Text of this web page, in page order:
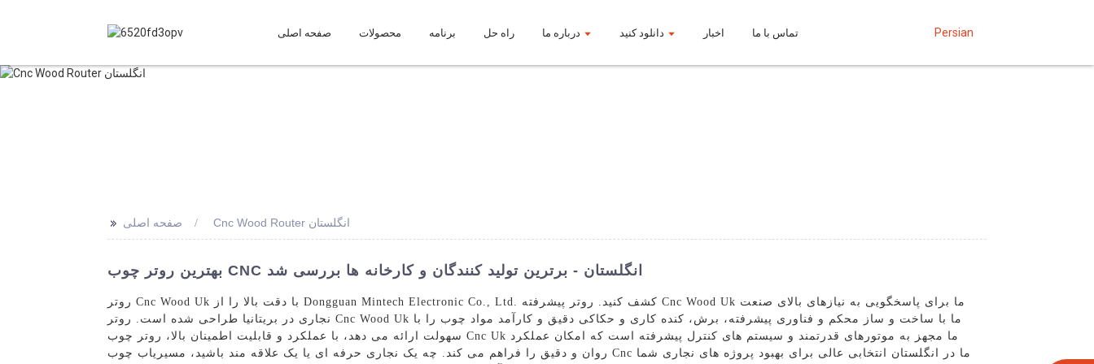
صفحه اصلی محصولات برنامه راه حل درباره ما دانلود کنید اخبار تماس با ما Persian
>> صفحه اصلی Cnc Wood Router انگلستان
بهترین روتر چوب CNC انگلستان - برترین تولید کنندگان و کارخانه ها بررسی شد
روتر Cnc Wood Uk با دقت بالا را از Dongguan Mintech Electronic Co., Ltd. کشف کنید. روتر پیشرفته Cnc Wood Uk ما برای پاسخگویی به نیازهای بالای صنعت
نجاری در بریتانیا طراحی شده است. روتر Cnc Wood Uk ما با ساخت و ساز محکم و فناوری پیشرفته، برش، کنده کاری و حکاکی دقیق و کارآمد مواد چوب را با
سهولت ارائه می دهد، با عملکرد و قابلیت اطمینان بالا، روتر چوب Cnc Uk ما مجهز به موتورهای قدرتمند و سیستم های کنترل پیشرفته است که امکان عملکرد
روان و دقیق را فراهم می کند. چه یک نجاری حرفه ای یا یک علاقه مند باشید، مسیریاب چوب Cnc ما در انگلستان انتخابی عالی برای بهبود پروژه های نجاری شما